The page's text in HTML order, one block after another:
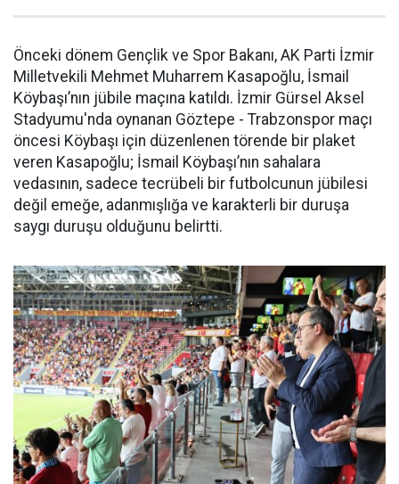
Önceki dönem Gençlik ve Spor Bakanı, AK Parti İzmir
Milletvekili Mehmet Muharrem Kasapoğlu, İsmail
Köybaşı’nın jübile maçına katıldı. İzmir Gürsel Aksel
Stadyumu'nda oynanan Göztepe - Trabzonspor maçı
öncesi Köybaşı için düzenlenen törende bir plaket
veren Kasapoğlu; İsmail Köybaşı’nın sahalara
vedasının, sadece tecrübeli bir futbolcunun jübilesi
değil emeğe, adanmışlığa ve karakterli bir duruşa
saygı duruşu olduğunu belirtti.